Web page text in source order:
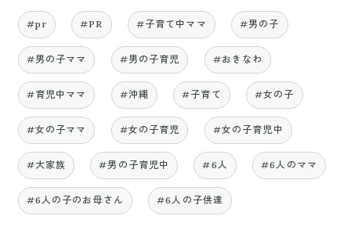
#pr #PR #子育て中ママ #男の子
#男の子ママ #男の子育児 #おきなわ
#育児中ママ #沖縄 #子育て #女の子
#女の子ママ #女の子育児 #女の子育児中
#大家族 #男の子育児中 #6人 #6人のママ
#6人の子のお母さん #6人の子供達